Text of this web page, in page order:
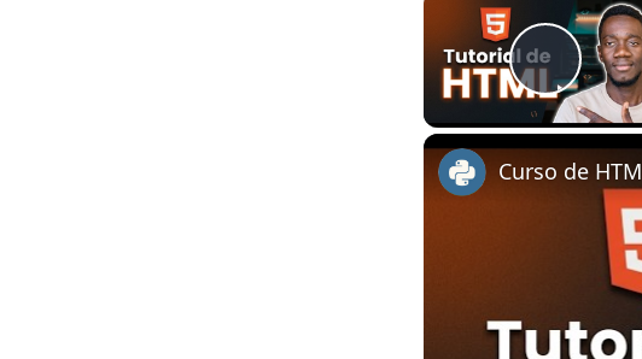
Play
Curso de